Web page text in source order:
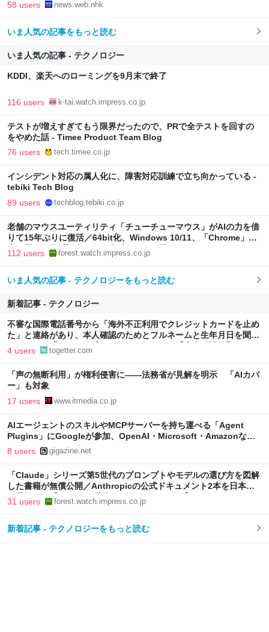
58 users news.web.nhk
いま人気の記事をもっと読む
いま人気の記事 - テクノロジー
KDDI、楽天へのローミングを9月末で終了
116 users k-tai.watch.impress.co.jp
テストが増えすぎてもう限界だったので、PRで全テストを回すの
をやめた話 - Timee Product Team Blog
76 users tech.timee.co.jp
インシデント対応の属人化に、障害対応訓練で立ち向かっている -
tebiki Tech Blog
89 users techblog.tebiki.co.jp
老舗のマウスユーティリティ「チューチューマウス」がAIの力を借
りて15年ぶりに復活／64bit化、Windows 10/11、「Chrome」も
走り回る。復活記念で2026年末まで500円
112 users forest.watch.impress.co.jp
いま人気の記事 - テクノロジーをもっと読む
新着記事 - テクノロジー
不審な国際電話番号から「海外不正利用でクレジットカードを止め
た」と連絡があり、本人確認のためとフルネームと生年月日を聞か
れたので、「ひろゆき氏」のものを伝えると「本人確認が取れまし
4 users togetter.com
「声の無断利用」が権利侵害に――法務省が見解を明示 「AIカバ
ー」も対象
17 users www.itmedia.co.jp
AIエージェントのスキルやMCPサーバーを持ち運べる「Agent
Plugins」にGoogleが参加、OpenAI・Microsoft・Amazonなど
と共同推進
8 users gigazine.net
「Claude」シリーズ第5世代のプロンプトやモデルの選び方を図解
した書籍が無償公開／Anthropicの公式ドキュメント2本を日本語
で図解した『Claude 5世代 マスターガイド』【Book Watch/ニュ
31 users forest.watch.impress.co.jp
新着記事 - テクノロジーをもっと読む